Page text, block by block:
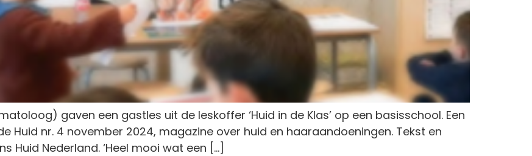
gaven een gastles uit de leskoffer ‘Huid in de Klas’ op een basisschool. Een
Huid nr. 4 november 2024, magazine over huid en haaraandoeningen. Tekst en
Huid Nederland. ‘Heel mooi wat een […]